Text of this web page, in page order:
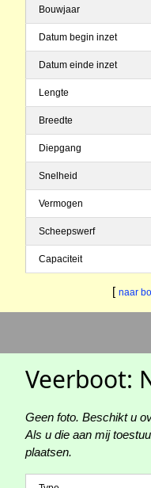
Bouwjaar
Datum begin inzet
Datum einde inzet
Lengte
Breedte
Diepgang
Snelheid
Vermogen
Scheepswerf
Capaciteit
[ naar
Veerboot:
Geen foto. Beschikt u
Als u die aan mij
plaatsen.